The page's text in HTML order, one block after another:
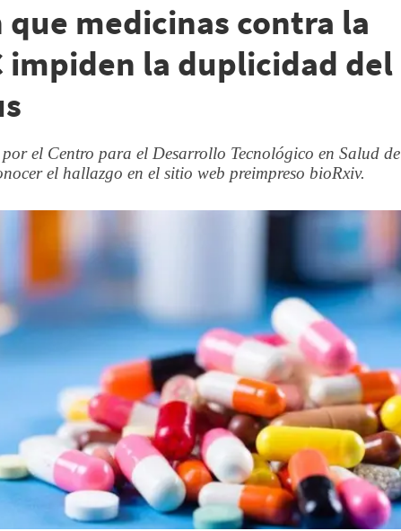
que medicinas contra la
impiden la duplicidad del
el Centro para el Desarrollo Tecnológico en Salud de
el hallazgo en el sitio web preimpreso bioRxiv.